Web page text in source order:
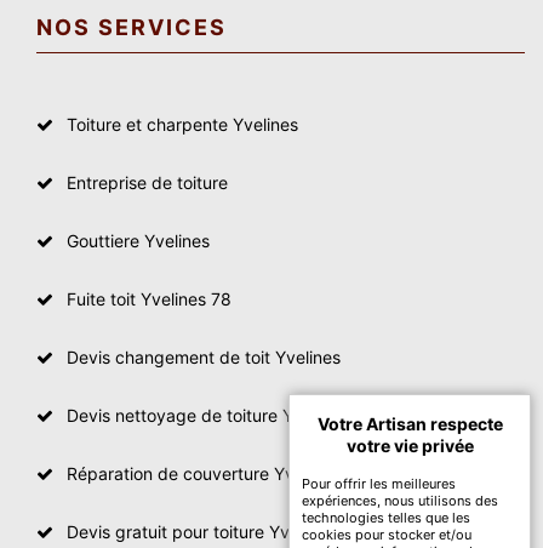
NOS SERVICES
Toiture et charpente Yvelines
Entreprise de toiture
Gouttiere Yvelines
Fuite toit Yvelines 78
Devis changement de toit Yvelines
Devis nettoyage de toiture Yvelines
Réparation de couverture Yvelines
Devis gratuit pour toiture Yvelines
Votre Artisan respecte
votre vie privée
Pour offrir les meilleures
expériences, nous utilisons des
technologies telles que les
cookies pour stocker et/ou